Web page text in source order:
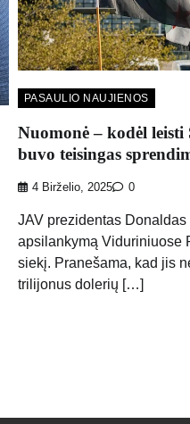
PASAULIO NAUJIENOS
Nuomonė – kodėl
buvo teisingas
4 Birželio, 2025 0
JAV prezidentas
apsilankymą Viduriniuose
siekį. Pranešama, kad jis
trilijonus dolerių […]